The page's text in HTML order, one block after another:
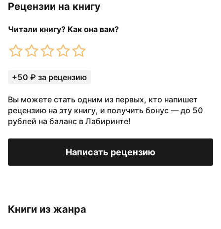
Рецензии на книгу
Читали книгу? Как она вам?
+50 ₽ за рецензию
Вы можете стать одним из первых, кто напишет
рецензию на эту книгу, и получить бонус — до 50
рублей на баланс в Лабиринте!
Написать рецензию
Книги из жанра